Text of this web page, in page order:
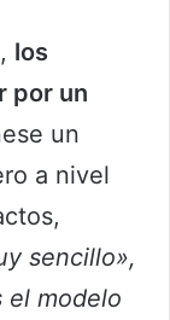
, los
por un
un
a nivel
sencillo»,
el modelo